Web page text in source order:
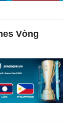
Vòng